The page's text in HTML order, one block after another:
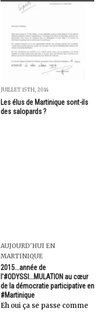
JUILLET 15TH, 2014
Les élus de Martinique sont-ils
des salopards ?
AUJOURD'HUI EN
MARTINIQUE
2015...année de
l'#ODYSSI...MULATION au cœur
de la démocratie participative en
#Martinique
Eh oui ça se passe comme